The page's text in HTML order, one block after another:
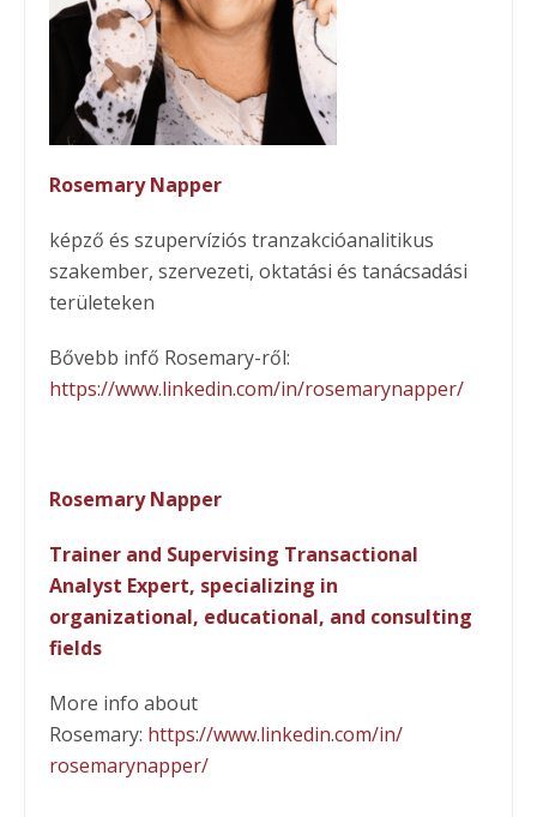
Rosemary Napper
képző és szupervíziós tranzakcióanalitikus
szakember, szervezeti, oktatási és tanácsadási
területeken
Bővebb infő Rosemary-ről:
https://www.linkedin.com/in/rosemarynapper/
Rosemary Napper
Trainer and Supervising Transactional
Analyst Expert, specializing in
organizational, educational, and consulting
fields
More info about
Rosemary: https://www.linkedin.com/in/
rosemarynapper/